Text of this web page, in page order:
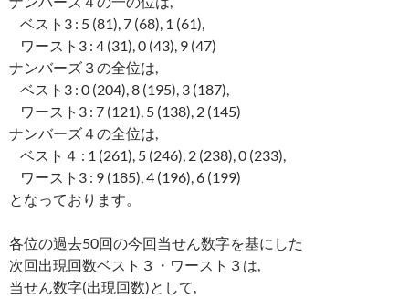
ベスト3 : 5 (81), 7 (68), 1 (61),
ワースト3 : 4 (31), 0 (43), 9 (47)
ナンバーズ３の全位は,
ベスト3 : 0 (204), 8 (195), 3 (187),
ワースト3 : 7 (121), 5 (138), 2 (145)
ナンバーズ４の全位は,
ベスト４ : 1 (261), 5 (246), 2 (238), 0 (233),
ワースト3 : 9 (185), 4 (196), 6 (199)
となっております。
各位の過去50回の今回当せん数字を基にした
次回出現回数ベスト３・ワースト３は,
当せん数字(出現回数)として,